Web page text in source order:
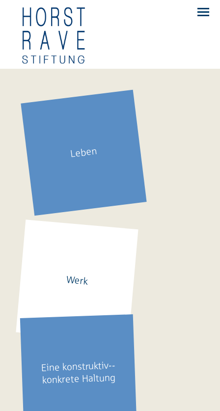
Leben
Werk
E
ine konstruktiv-­
konkrete Haltung